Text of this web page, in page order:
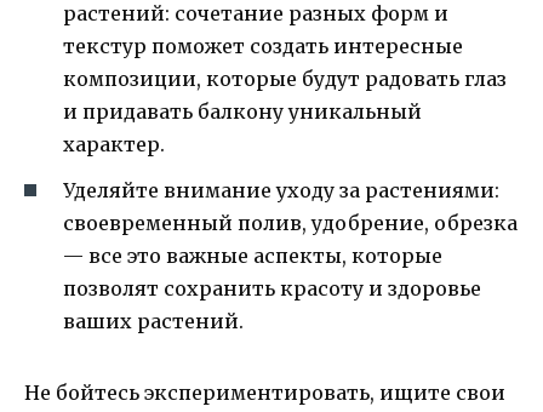
растений: сочетание разных форм и
текстур поможет создать интересные
композиции, которые будут радовать глаз
и придавать балкону уникальный
характер.
Уделяйте внимание уходу за растениями:
своевременный полив, удобрение, обрезка
— все это важные аспекты, которые
позволят сохранить красоту и здоровье
ваших растений.
Не бойтесь экспериментировать, ищите свои